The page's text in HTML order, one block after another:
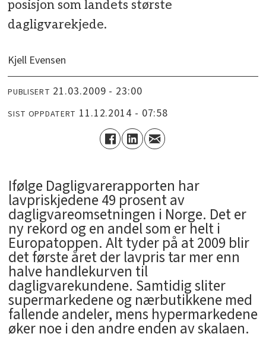
posisjon som landets største
dagligvarekjede.
Kjell Evensen
PUBLISERT 21.03.2009 - 23:00
SIST OPPDATERT 11.12.2014 - 07:58
Ifølge Dagligvarerapporten har
lavpriskjedene 49 prosent av
dagligvareomsetningen i Norge. Det er
ny rekord og en andel som er helt i
Europatoppen. Alt tyder på at 2009 blir
det første året der lavpris tar mer enn
halve handlekurven til
dagligvarekundene. Samtidig sliter
supermarkedene og nærbutikkene med
fallende andeler, mens hypermarkedene
øker noe i den andre enden av skalaen.